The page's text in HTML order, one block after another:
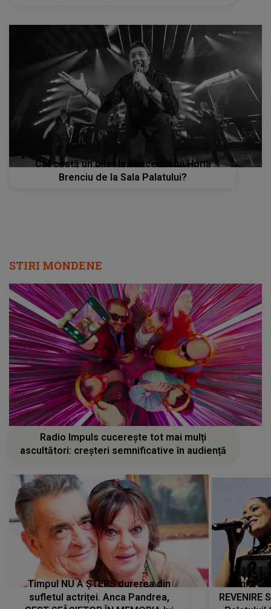
Cât costă un bilet la concertul lui Horia
Brenciu de la Sala Palatului?
STIRI MONDENE
Radio Impuls cucerește tot mai mulți
ascultători: creșteri semnificative în audiență
Timpul NU A ȘTERS durerea din
sufletul actriței. Anca Pandrea,
Tania
REVENIRE